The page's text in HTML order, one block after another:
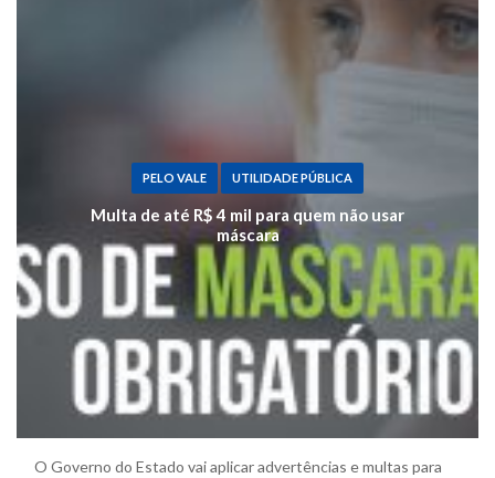
PELO VALE UTILIDADE PÚBLICA
Multa de até R$ 4 mil para quem não usar
máscara
O Governo do Estado vai aplicar advertências e multas para